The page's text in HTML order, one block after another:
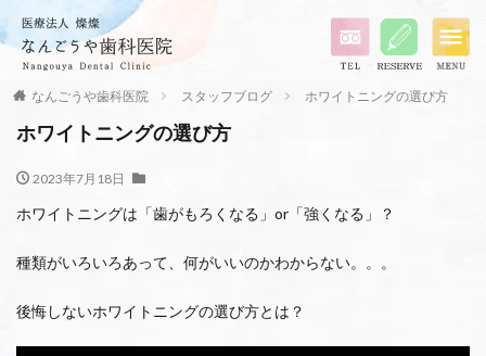
なんごうや歯科医院 スタッフブログ ホワイトニングの選び方
ホワイトニングの選び方
2023年7月18日
ホワイトニングは「歯がもろくなる」or「強くなる」？
種類がいろいろあって、何がいいのかわからない。。。
後悔しないホワイトニングの選び方とは？